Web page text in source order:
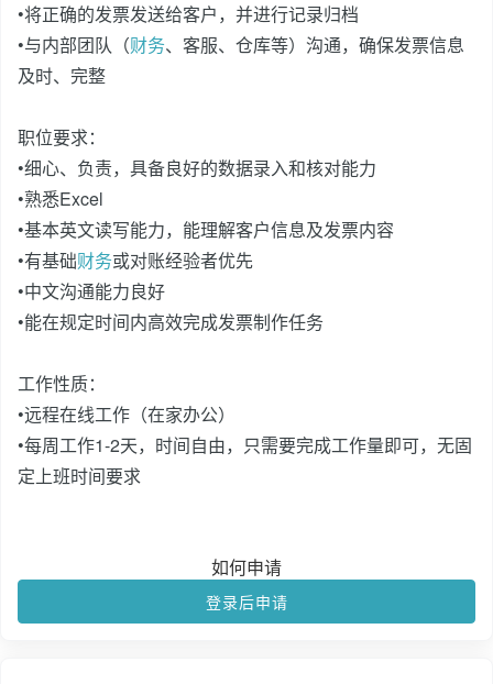
•将正确的发票发送给客户，并进行记录归档
•与内部团队（财务、客服、仓库等）沟通，确保发票信息
及时、完整
职位要求：
•细心、负责，具备良好的数据录入和核对能力
•熟悉Excel
•基本英文读写能力，能理解客户信息及发票内容
•有基础财务或对账经验者优先
•中文沟通能力良好
•能在规定时间内高效完成发票制作任务
工作性质：
•远程在线工作（在家办公）
•每周工作1-2天，时间自由，只需要完成工作量即可，无固
定上班时间要求
如何申请
登录后申请